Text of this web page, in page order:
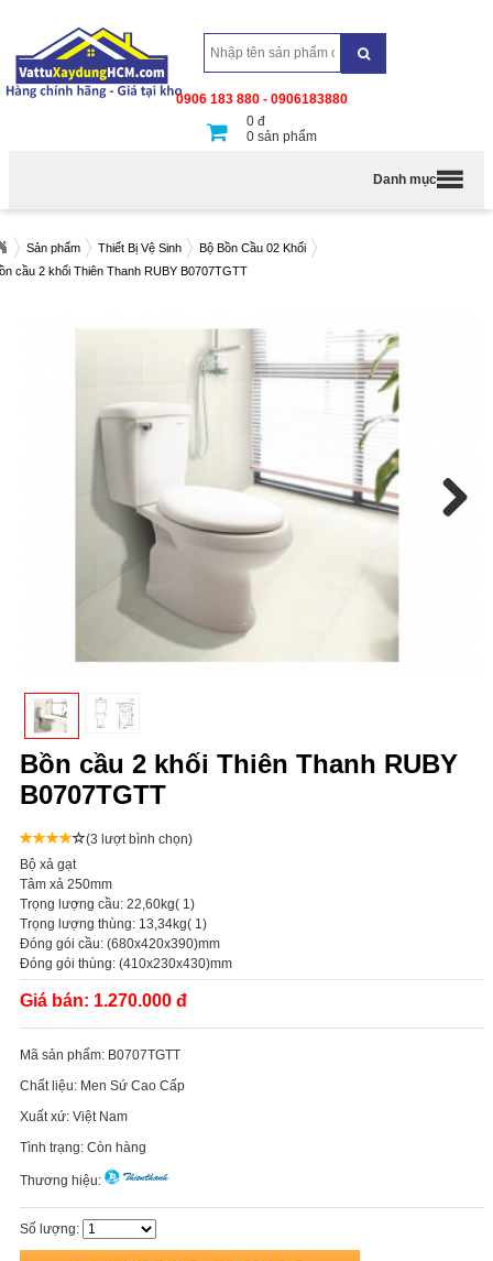
0906 183 880 - 0906183880
0 đ
0 sản phẩm
Danh mục
Sản phẩm Thiết Bị Vệ Sinh
Bộ Bồn Cầu 02 Khối
cầu 2 khối Thiên Thanh RUBY B0707TGTT
Bồn cầu 2 khối Thiên Thanh RUBY
B0707TGTT
(3 lượt bình chọn)
Bộ xả gạt
Tâm xả 250mm
Trọng lượng cầu: 22,60kg( 1)
Trọng lượng thùng: 13,34kg( 1)
Đóng gói cầu: (680x420x390)mm
Đóng gói thùng: (410x230x430)mm
Giá bán: 1.270.000 đ
Mã sản phẩm: B0707TGTT
Chất liệu: Men Sứ Cao Cấp
Xuất xứ: Việt Nam
Tình trạng: Còn hàng
Thương hiệu:
Số lượng: